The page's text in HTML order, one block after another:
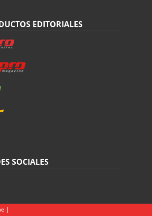
EDITORIALES
SOCIALES
|